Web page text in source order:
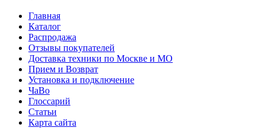
Главная
Каталог
Распродажа
Отзывы покупателей
Доставка техники по Москве и МО
Прием и Возврат
Установка и подключение
ЧаВо
Глоссарий
Статьи
Карта сайта